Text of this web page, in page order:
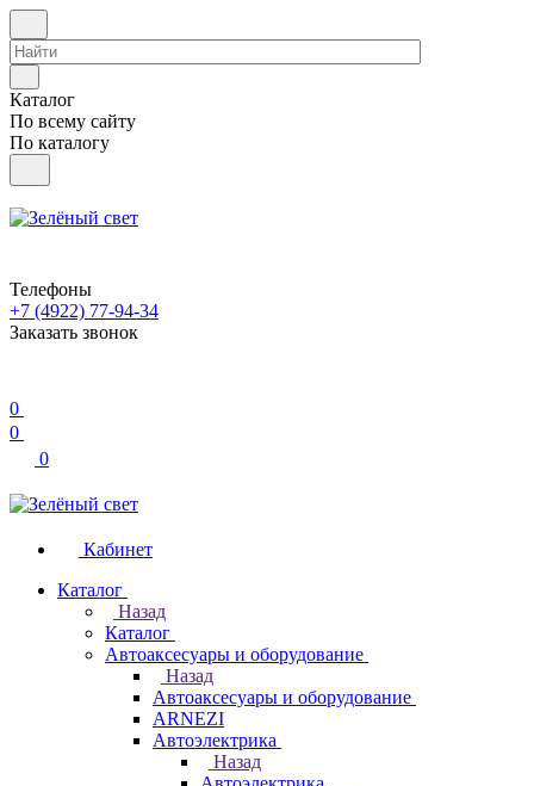
Каталог
По всему сайту
По каталогу
Телефоны
+7 (4922) 77-94-34
Заказать звонок
0
0
0
Кабинет
Каталог
Назад
Каталог
Автоаксесуары и оборудование
Назад
Автоаксесуары и оборудование
ARNEZI
Автоэлектрика
Назад